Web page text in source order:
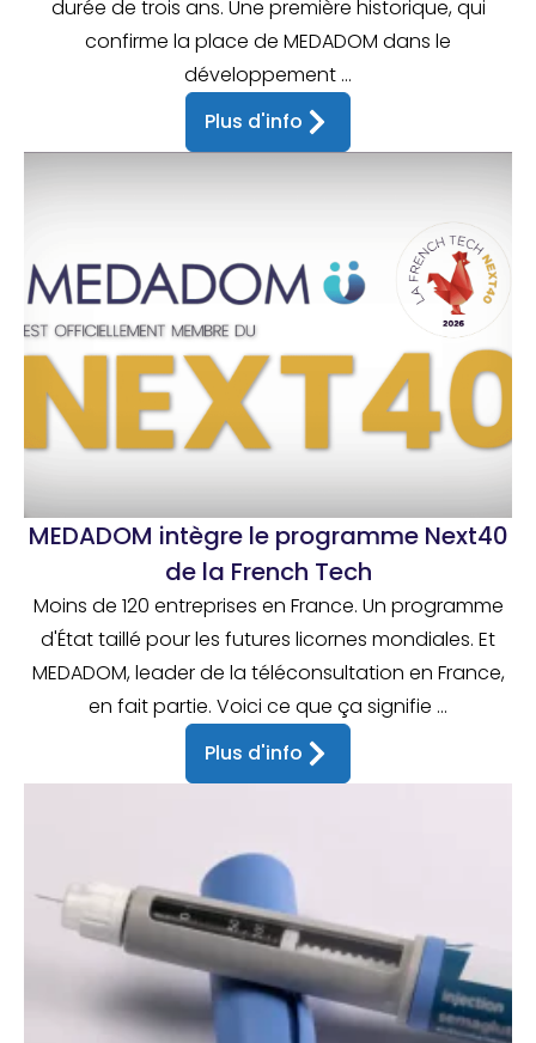
durée de trois ans. Une première historique, qui
confirme la place de MEDADOM dans le
développement ...
Plus d'info
MEDADOM intègre le programme Next40
de la French Tech
Moins de 120 entreprises en France. Un programme
d'État taillé pour les futures licornes mondiales. Et
MEDADOM, leader de la téléconsultation en France,
en fait partie. Voici ce que ça signifie ...
Plus d'info